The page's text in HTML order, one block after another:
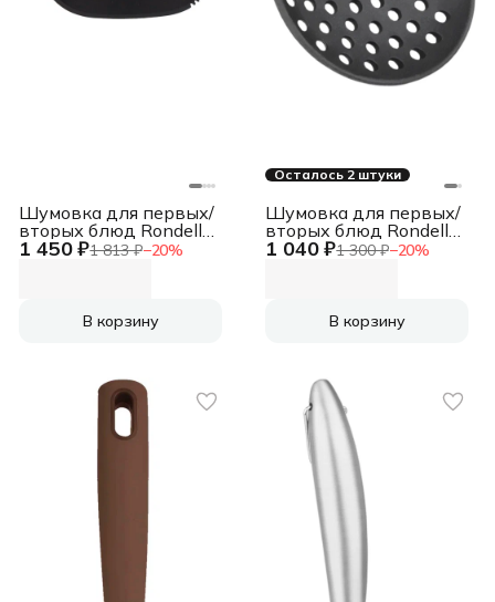
1 450 ₽1 813 ₽−20%
Шумовка для первых/
вторых блюд Rondell
Craft RD-1873 черный/
В корзину
Осталось 2 штуки
1 040 ₽1 300 ₽−20%
Шумовка для первых/
вторых блюд Rondell
Modern RD-1744
В корзину